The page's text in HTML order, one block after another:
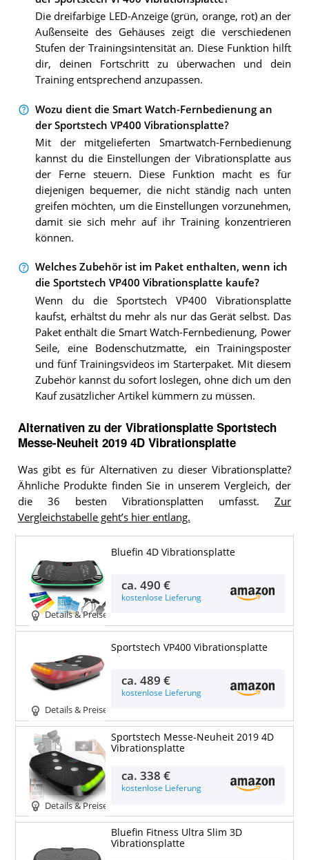
Die dreifarbige LED-Anzeige (grün, orange, rot) an der
Außenseite des Gehäuses zeigt die verschiedenen
Stufen der Trainingsintensität an. Diese Funktion hilft
dir, deinen Fortschritt zu überwachen und dein
Training entsprechend anzupassen.
Wozu dient die Smart Watch-Fernbedienung an
der Sportstech VP400 Vibrationsplatte?
Mit der mitgelieferten Smartwatch-Fernbedienung
kannst du die Einstellungen der Vibrationsplatte aus
der Ferne steuern. Diese Funktion macht es für
diejenigen bequemer, die nicht ständig nach unten
greifen möchten, um die Einstellungen vorzunehmen,
damit sie sich mehr auf ihr Training konzentrieren
können.
Welches Zubehör ist im Paket enthalten, wenn ich
die Sportstech VP400 Vibrationsplatte kaufe?
Wenn du die Sportstech VP400 Vibrationsplatte
kaufst, erhältst du mehr als nur das Gerät selbst. Das
Paket enthält die Smart Watch-Fernbedienung, Power
Seile, eine Bodenschutzmatte, ein Trainingsposter
und fünf Trainingsvideos im Starterpaket. Mit diesem
Zubehör kannst du sofort loslegen, ohne dich um den
Kauf zusätzlicher Artikel kümmern zu müssen.
Alternativen zu der Vibrationsplatte Sportstech
Messe-Neuheit 2019 4D Vibrationsplatte
Was gibt es für Alternativen zu dieser Vibrationsplatte?
Ähnliche Produkte finden Sie in unserem Vergleich, der
die 36 besten Vibrationsplatten umfasst. Zur
Vergleichstabelle geht’s hier entlang.
Details & Preise
Bluefin 4D Vibrationsplatte
ca.490 €
kostenlose Lieferung
Details & Preise
Sportstech VP400 Vibrationsplatte
ca.489 €
kostenlose Lieferung
Details & Preise
Sportstech Messe-Neuheit 2019 4D
Vibrationsplatte
ca.338 €
kostenlose Lieferung
Bluefin Fitness Ultra Slim 3D
Vibrationsplatte